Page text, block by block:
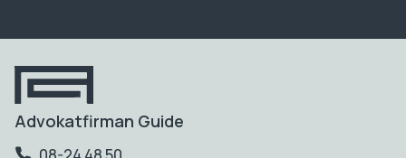
Advokatfirman Guide